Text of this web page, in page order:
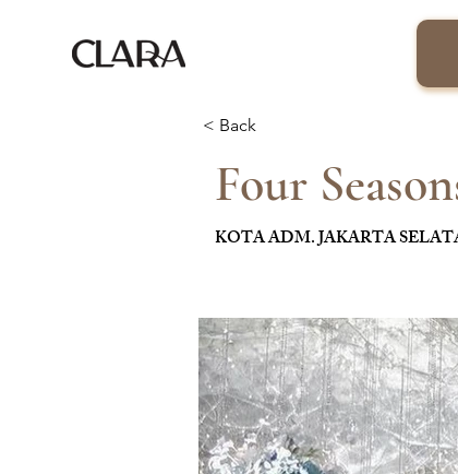
< Back
Four
KOTA ADM. JAKARTA